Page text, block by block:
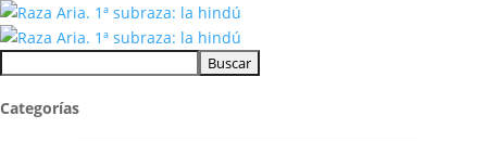
Categorías